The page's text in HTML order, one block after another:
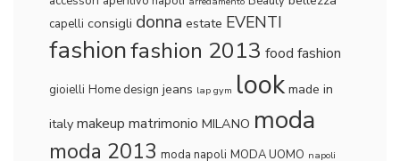
capelli consigli donna estate EVENTI
fashionfashion 2013 food fashion
gioielli Home design jeans lap gym look made in
italy makeup matrimonio MILANO moda
moda 2013 moda napoli MODA UOMO napoli